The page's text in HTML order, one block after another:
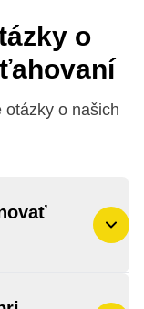
o
otázky o našich